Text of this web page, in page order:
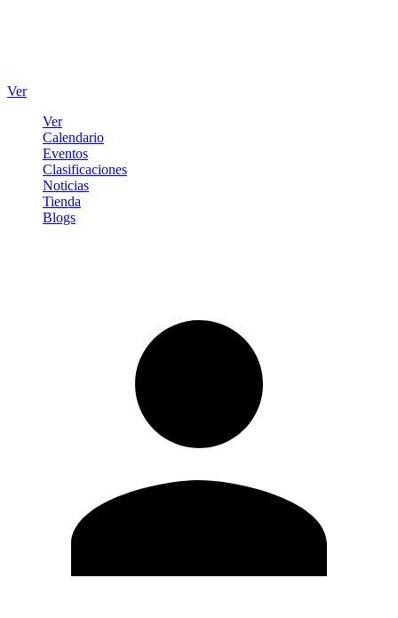
Ver
Ver
Calendario
Eventos
Clasificaciones
Noticias
Tienda
Blogs